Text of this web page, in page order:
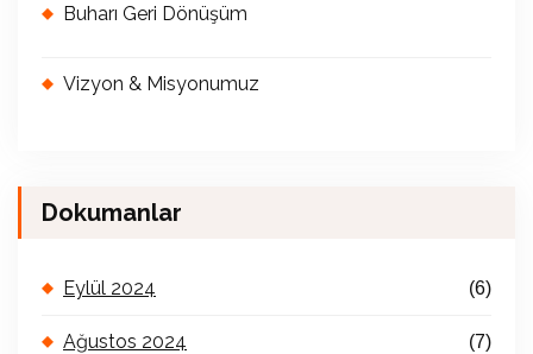
Buharı Geri Dönüşüm
Vizyon & Misyonumuz
Dokumanlar
Eylül 2024 (6)
Ağustos 2024 (7)